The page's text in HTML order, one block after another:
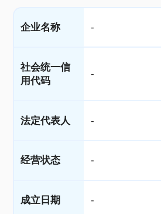
企业名称 -
社会统一信
用代码
-
法定代表人 -
经营状态 -
成立日期 -